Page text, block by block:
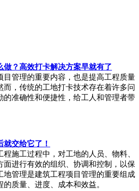
做？高效打卡解决方案早就有了
目管理的重要内容，也是提高工程质量
而，传统的工地打卡技术存在着许多问
的准确性和便捷性，给工人和管理者带
交给它了！
施工过程中，对工地的人员、物料、
面进行有效的组织、协调和控制，以保
地管理是建筑工程项目管理的重要组成
质量、进度、成本和效益。